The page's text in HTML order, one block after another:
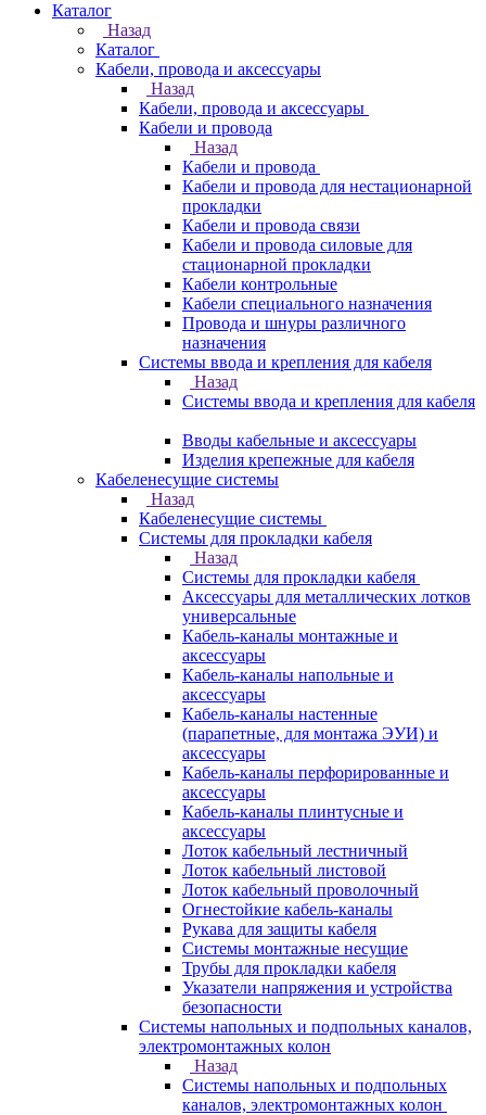
Каталог
Назад
Каталог
Кабели, провода и аксессуары
Назад
Кабели, провода и аксессуары
Кабели и провода
Назад
Кабели и провода
Кабели и провода для нестационарной
прокладки
Кабели и провода связи
Кабели и провода силовые для
стационарной прокладки
Кабели контрольные
Кабели специального назначения
Провода и шнуры различного
назначения
Системы ввода и крепления для кабеля
Назад
Системы ввода и крепления для кабеля
Вводы кабельные и аксессуары
Изделия крепежные для кабеля
Кабеленесущие системы
Назад
Кабеленесущие системы
Системы для прокладки кабеля
Назад
Системы для прокладки кабеля
Аксессуары для металлических лотков
универсальные
Кабель-каналы монтажные и
аксессуары
Кабель-каналы напольные и
аксессуары
Кабель-каналы настенные
(парапетные, для монтажа ЭУИ) и
аксессуары
Кабель-каналы перфорированные и
аксессуары
Кабель-каналы плинтусные и
аксессуары
Лоток кабельный лестничный
Лоток кабельный листовой
Лоток кабельный проволочный
Огнестойкие кабель-каналы
Рукава для защиты кабеля
Системы монтажные несущие
Трубы для прокладки кабеля
Указатели напряжения и устройства
безопасности
Системы напольных и подпольных каналов,
электромонтажных колон
Назад
Системы напольных и подпольных
каналов, электромонтажных колон